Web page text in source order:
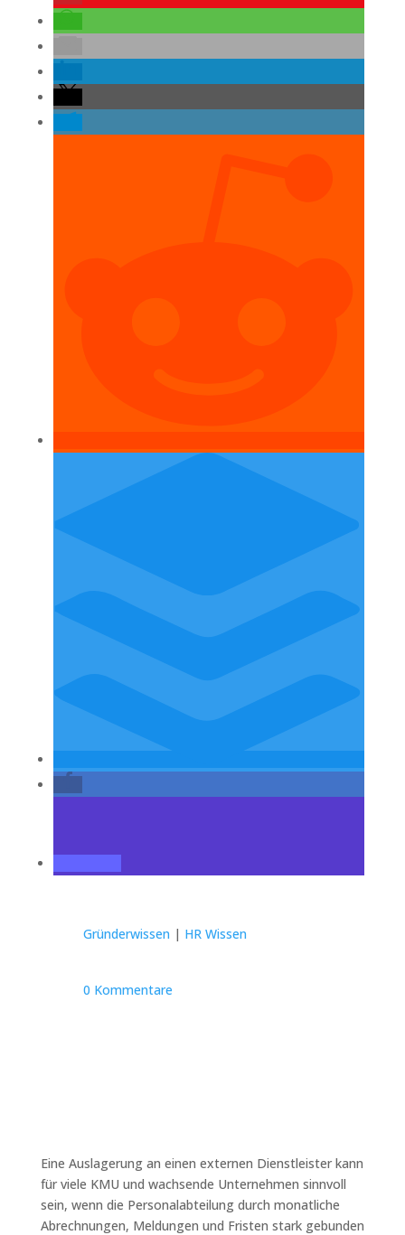
Gründerwissen | HR Wissen
0 Kommentare
Eine Auslagerung an einen externen Dienstleister kann
für viele KMU und wachsende Unternehmen sinnvoll
sein, wenn die Personalabteilung durch monatliche
Abrechnungen, Meldungen und Fristen stark gebunden